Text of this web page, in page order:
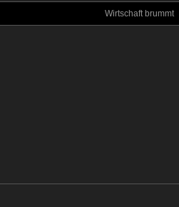
Wirtschaft brummt